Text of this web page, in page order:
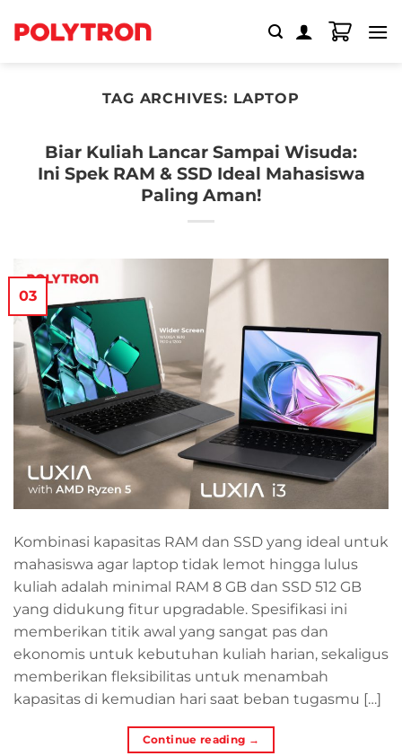
TAG ARCHIVES: LAPTOP
Biar Kuliah Lancar Sampai Wisuda:
Ini Spek RAM & SSD Ideal Mahasiswa
Paling Aman!
03
Kombinasi kapasitas RAM dan SSD yang ideal untuk
mahasiswa agar laptop tidak lemot hingga lulus
kuliah adalah minimal RAM 8 GB dan SSD 512 GB
yang didukung fitur upgradable. Spesifikasi ini
memberikan titik awal yang sangat pas dan
ekonomis untuk kebutuhan kuliah harian, sekaligus
memberikan fleksibilitas untuk menambah
kapasitas di kemudian hari saat beban tugasmu […]
Continue reading →